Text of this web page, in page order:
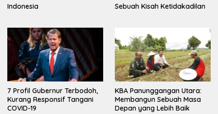
Indonesia
Sebuah Kisah Ketidakadilan
7 Profil Gubernur Terbodoh,
Kurang Responsif Tangani
COVID-19
KBA Panunggangan Utara:
Membangun Sebuah Masa
Depan yang Lebih Baik